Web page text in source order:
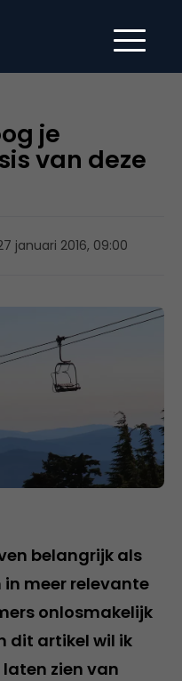
je
van deze
januari 2016, 09:00
belangrijk als
meer relevante
onlosmakelijk
dit artikel wil ik
zien van